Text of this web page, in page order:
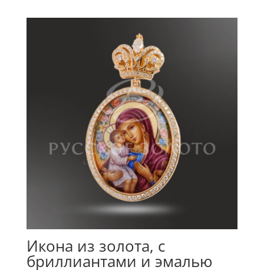
Икона из золота, с
бриллиантами и эмалью